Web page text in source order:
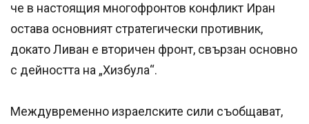
че в настоящия многофронтов конфликт Иран
остава основният стратегически противник,
докато Ливан е вторичен фронт, свързан основно
с дейността на „Хизбула“.
Междувременно израелските сили съобщават,